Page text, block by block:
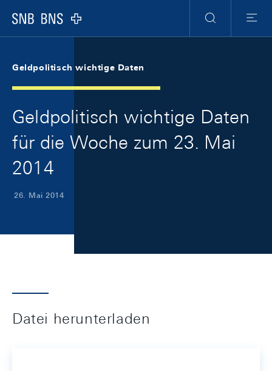
Logo
Suche
Menu
Geldpolitisch wichtige Daten
Geldpolitisch wichtige Daten
für die Woche zum 23. Mai
2014
26. Mai 2014
Datei herunterladen